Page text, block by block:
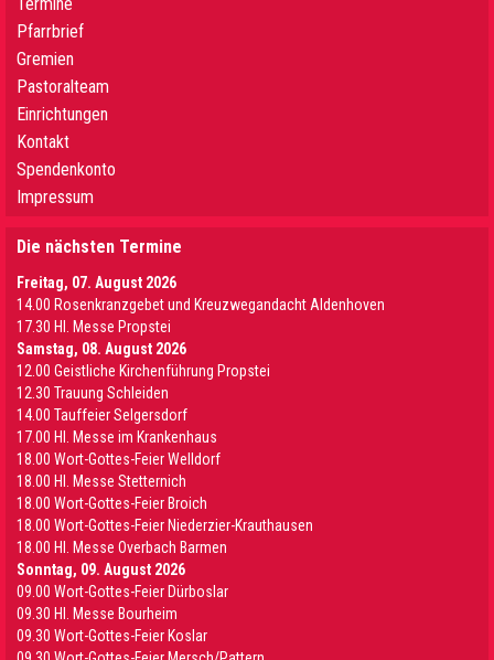
Pfarrbrief
Gremien
Pastoralteam
Einrichtungen
Kontakt
Spendenkonto
Impressum
Die nächsten Termine
Freitag, 07. August 2026
14.00 Rosenkranzgebet und Kreuzwegandacht Aldenhoven
17.30 Hl. Messe Propstei
Samstag, 08. August 2026
12.00 Geistliche Kirchenführung Propstei
12.30 Trauung Schleiden
14.00 Tauffeier Selgersdorf
17.00 Hl. Messe im Krankenhaus
18.00 Wort-Gottes-Feier Welldorf
18.00 Hl. Messe Stetternich
18.00 Wort-Gottes-Feier Broich
18.00 Wort-Gottes-Feier Niederzier-Krauthausen
18.00 Hl. Messe Overbach Barmen
Sonntag, 09. August 2026
09.00 Wort-Gottes-Feier Dürboslar
09.30 HI. Messe Bourheim
09.30 Wort-Gottes-Feier Koslar